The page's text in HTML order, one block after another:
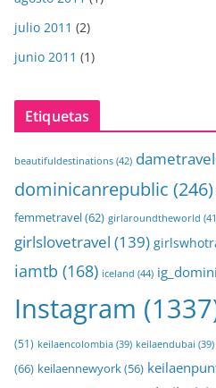
julio 2011 (2)
junio 2011 (1)
Etiquetas
beautifuldestinations (42)
dominicanrepublic (246)
femmetravel(62) girlaroundtheworld
girlslovetravel (139)
iamtb (168) iceland (44)
Instagram
(51) keilaencolombia (39) keilaendubai (39)
(66) keilaennewyork(56)